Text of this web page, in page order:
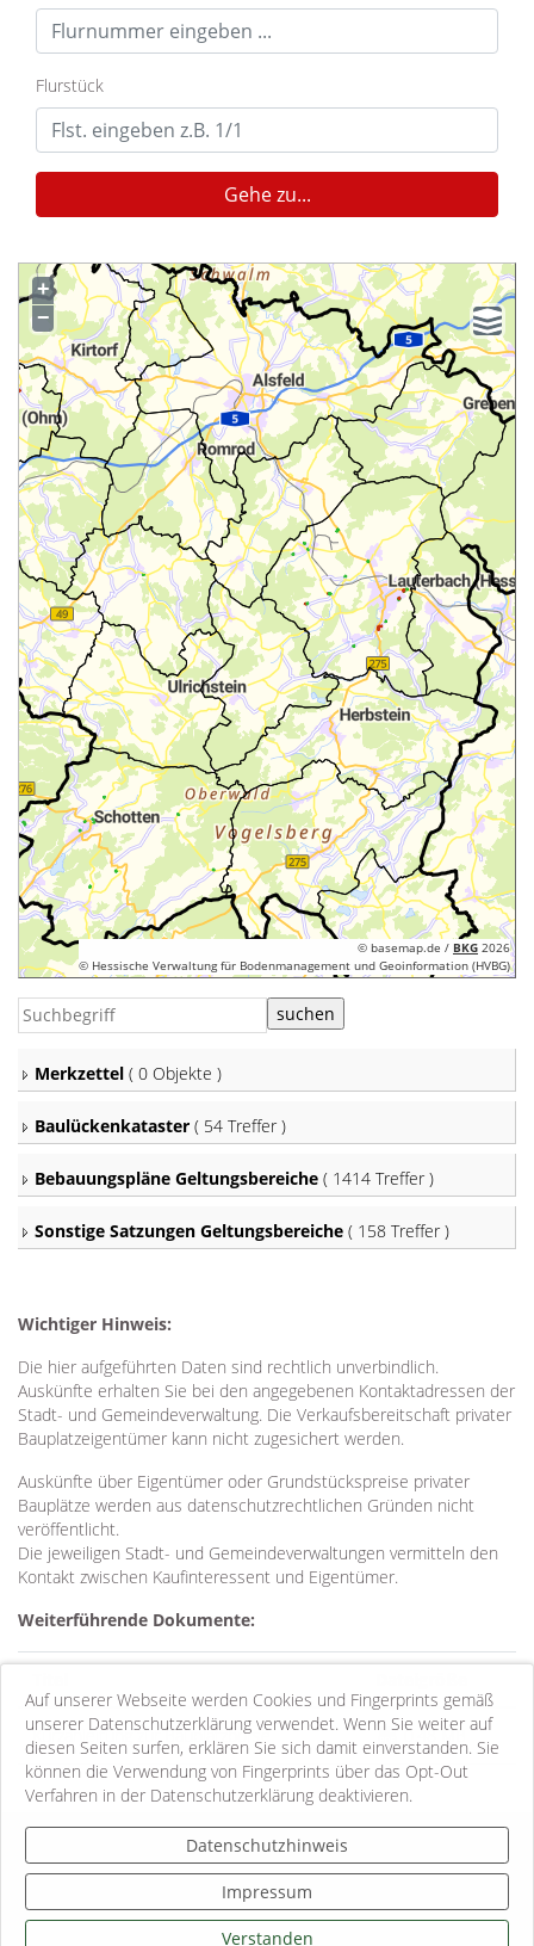
Auf unserer Webseite werden Cookies und Fingerprints gemäß
unserer Datenschutzerklärung verwendet. Wenn Sie weiter auf
diesen Seiten surfen, erklären Sie sich damit einverstanden. Sie
können die Verwendung von Fingerprints über das Opt-Out
Verfahren in der Datenschutzerklärung deaktivieren.
Datenschutzhinweis
Impressum
Verstanden
Flurstück
Gehe zu...
+
−
© basemap.de / BKG 2026
© Hessische Verwaltung für Bodenmanagement und Geoinformation (HVBG)
Merkzettel ( 0 Objekte )
Baulückenkataster ( 54 Treffer )
Bebauungspläne Geltungsbereiche ( 1414 Treffer )
Sonstige Satzungen Geltungsbereiche ( 158 Treffer )
Wichtiger Hinweis:
Die hier aufgeführten Daten sind rechtlich unverbindlich.
Auskünfte erhalten Sie bei den angegebenen Kontaktadressen der
Stadt- und Gemeindeverwaltung. Die Verkaufsbereitschaft privater
Bauplatzeigentümer kann nicht zugesichert werden.
Auskünfte über Eigentümer oder Grundstückspreise privater
Bauplätze werden aus datenschutzrechtlichen Gründen nicht
veröffentlicht.
Die jeweiligen Stadt- und Gemeindeverwaltungen vermitteln den
Kontakt zwischen Kaufinteressent und Eigentümer.
Weiterführende Dokumente:
Kurzanleitung zur Bauplatzbörse 0.48 MB
Impressum
Informationspflichten